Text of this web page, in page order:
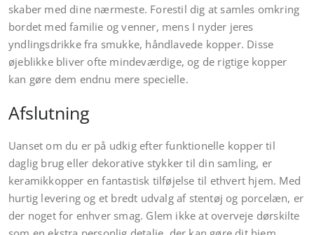
skaber med dine nærmeste. Forestil dig at samles omkring
bordet med familie og venner, mens I nyder jeres
yndlingsdrikke fra smukke, håndlavede kopper. Disse
øjeblikke bliver ofte mindeværdige, og de rigtige kopper
kan gøre dem endnu mere specielle.
Afslutning
Uanset om du er på udkig efter funktionelle kopper til
daglig brug eller dekorative stykker til din samling, er
keramikkopper en fantastisk tilføjelse til ethvert hjem. Med
hurtig levering og et bredt udvalg af stentøj og porcelæn, er
der noget for enhver smag. Glem ikke at overveje dørskilte